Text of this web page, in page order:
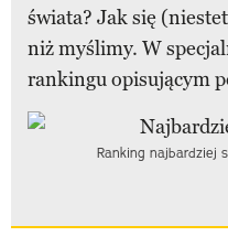
świata? Jak się
niż myślimy. W
rankingu opisującym
Ranking najbardziej